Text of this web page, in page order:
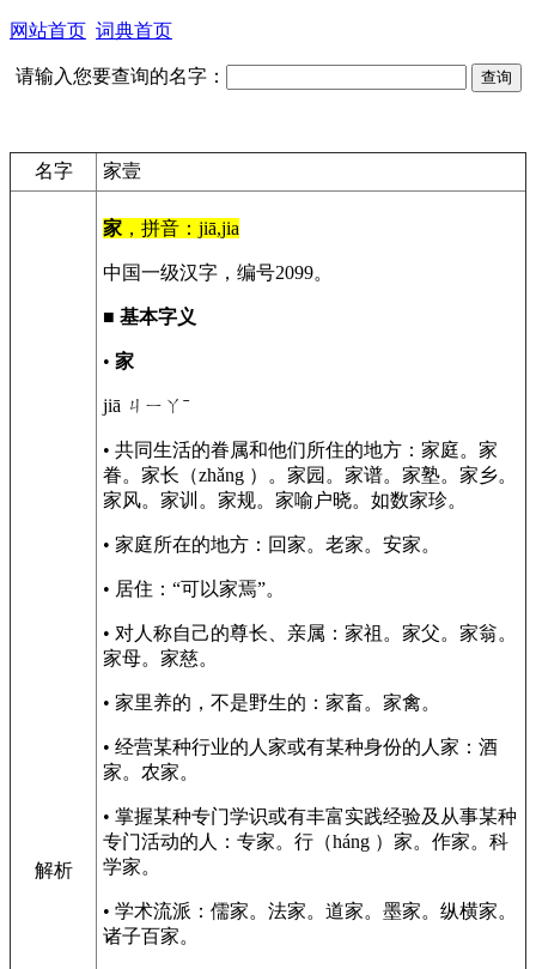
网站首页 词典首页
请输入您要查询的名字：
名字 家壹
解析
家 ，拼音：jiā,jia
中国一级汉字，编号2099。
■ 基本字义
• 家
jiā ㄐㄧㄚˉ
• 共同生活的眷属和他们所住的地方：家庭。家
眷。家长（zhǎng ）。家园。家谱。家塾。家乡。
家风。家训。家规。家喻户晓。如数家珍。
• 家庭所在的地方：回家。老家。安家。
• 居住：“可以家焉”。
• 对人称自己的尊长、亲属：家祖。家父。家翁。
家母。家慈。
• 家里养的，不是野生的：家畜。家禽。
• 经营某种行业的人家或有某种身份的人家：酒
家。农家。
• 掌握某种专门学识或有丰富实践经验及从事某种
专门活动的人：专家。行（háng ）家。作家。科
学家。
• 学术流派：儒家。法家。道家。墨家。纵横家。
诸子百家。